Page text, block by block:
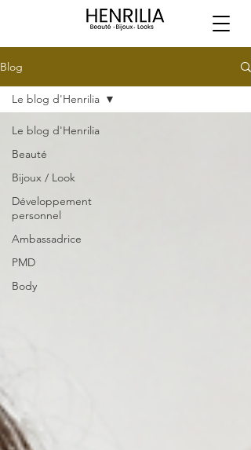
Blog
Le blog d'Henrilia
Beauté
Bijoux / Look
Développement
personnel
Ambassadrice
PMD
Body
Le blog d'Henrilia